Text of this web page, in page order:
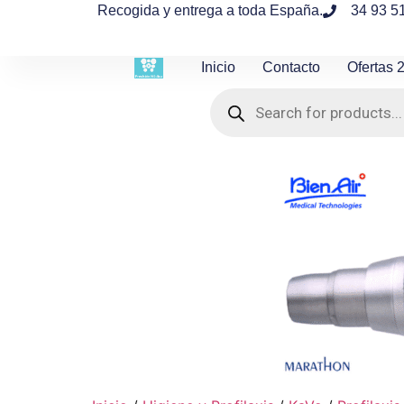
Recogida y entrega a toda España. 34 93
Inicio Contacto Ofertas